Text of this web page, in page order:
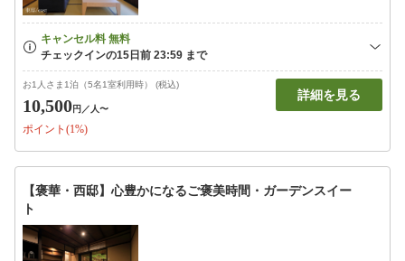
お1人さま1泊（5名1室利用時） (税込)
10,500円 ／人〜
ポイント(1%)
詳細を見る
【褒華・西邸】心豊かになるご褒美時間・ガーデンスイー
ト